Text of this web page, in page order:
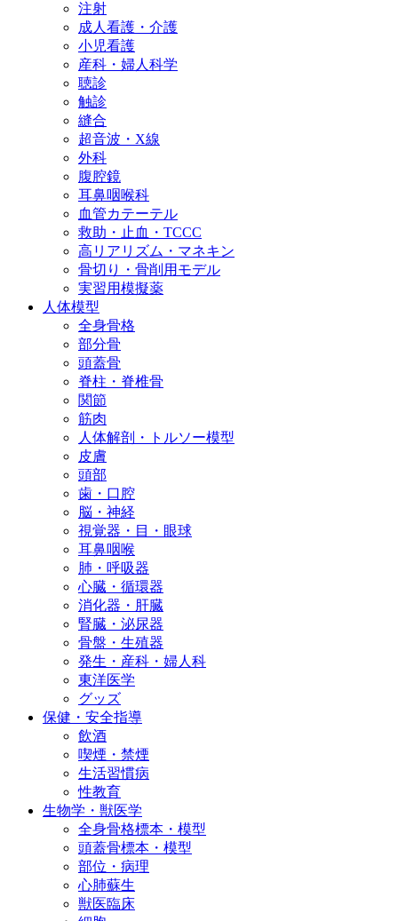
注射
成人看護・介護
小児看護
産科・婦人科学
聴診
触診
縫合
超音波・X線
外科
腹腔鏡
耳鼻咽喉科
血管カテーテル
救助・止血・TCCC
高リアリズム・マネキン
骨切り・骨削用モデル
実習用模擬薬
人体模型
全身骨格
部分骨
頭蓋骨
脊柱・脊椎骨
関節
筋肉
人体解剖・トルソー模型
皮膚
頭部
歯・口腔
脳・神経
視覚器・目・眼球
耳鼻咽喉
肺・呼吸器
心臓・循環器
消化器・肝臓
腎臓・泌尿器
骨盤・生殖器
発生・産科・婦人科
東洋医学
グッズ
保健・安全指導
飲酒
喫煙・禁煙
生活習慣病
性教育
生物学・獣医学
全身骨格標本・模型
頭蓋骨標本・模型
部位・病理
心肺蘇生
獣医臨床